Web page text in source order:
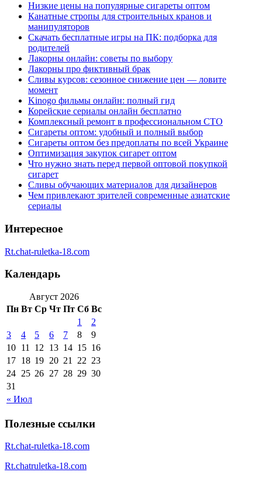
Низкие цены на популярные сигареты оптом
Канатные стропы для строительных кранов и
манипуляторов
Скачать бесплатные игры на ПК: подборка для
родителей
Лакорны онлайн: советы по выбору
Лакорны про фиктивный брак
Сливы курсов: сезонное снижение цен — ловите
момент
Kinogo фильмы онлайн: полный гид
Корейские сериалы онлайн бесплатно
Комплексный ремонт в профессиональном СТО
Сигареты оптом: удобный и полный выбор
Сигареты оптом без предоплаты по всей Украине
Оптимизация закупок сигарет оптом
Что нужно знать перед первой оптовой покупкой
сигарет
Сливы обучающих материалов для дизайнеров
Чем привлекают зрителей современные азиатские
сериалы
Интересное
Rt.chat-ruletka-18.com
Календарь
Август 2026
Пн Вт Ср Чт Пт Сб Вс
« Июл
1
2
3
4 5 6 7 8
9
10 11 12 13 14 15 16
17 18 19 20 21 22 23
24 25 26 27 28 29 30
31
Полезные ссылки
Rt.chat-ruletka-18.com
Rt.chatruletka-18.com